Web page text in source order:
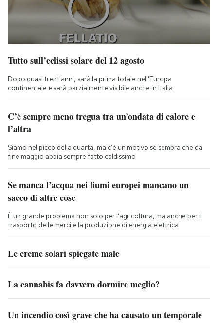
Tutto sull’eclissi solare del 12 agosto
Dopo quasi trent'anni, sarà la prima totale nell'Europa
continentale e sarà parzialmente visibile anche in Italia
C’è sempre meno tregua tra un’ondata di calore e
l’altra
Siamo nel picco della quarta, ma c'è un motivo se sembra che da
fine maggio abbia sempre fatto caldissimo
Se manca l’acqua nei fiumi europei mancano un
sacco di altre cose
È un grande problema non solo per l'agricoltura, ma anche per il
trasporto delle merci e la produzione di energia elettrica
Le creme solari spiegate male
La cannabis fa davvero dormire meglio?
Un incendio così grave che ha causato un temporale